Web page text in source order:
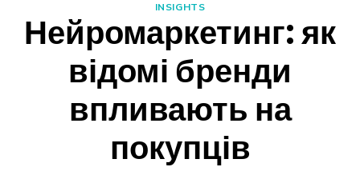
INSIGHTS
Нейромаркетинг: як
відомі бренди
впливають на
покупців